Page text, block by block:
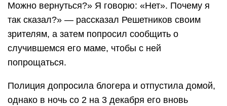
Можно вернуться?» Я говорю: «Нет». Почему я
так сказал?» — рассказал Решетников своим
зрителям, а затем попросил сообщить о
случившемся его маме, чтобы с ней
попрощаться.
Полиция допросила блогера и отпустила домой,
однако в ночь со 2 на 3 декабря его вновь